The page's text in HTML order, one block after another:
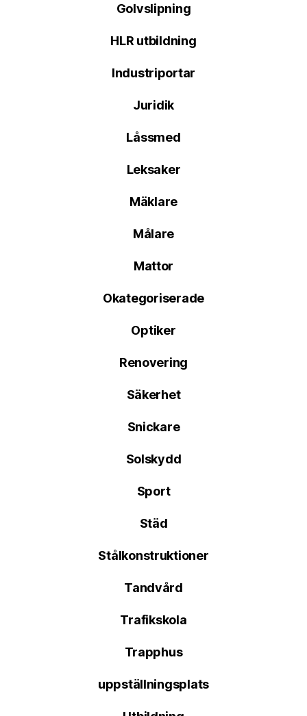
Golvslipning
HLR utbildning
Industriportar
Juridik
Låssmed
Leksaker
Mäklare
Målare
Mattor
Okategoriserade
Optiker
Renovering
Säkerhet
Snickare
Solskydd
Sport
Städ
Stålkonstruktioner
Tandvård
Trafikskola
Trapphus
uppställningsplats